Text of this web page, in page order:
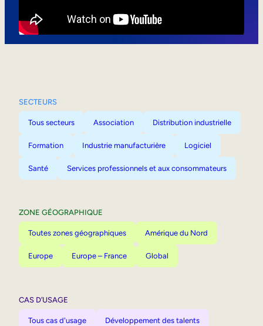
SECTEURS
Tous secteurs Association Distribution industrielle
Formation Industrie manufacturière Logiciel
Santé Services professionnels et aux consommateurs
ZONE GÉOGRAPHIQUE
Toutes zones géographiques Amérique du Nord
Europe Europe – France Global
CAS D’USAGE
Tous cas d'usage Développement des talents